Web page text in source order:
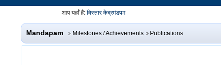
आप यहाँ हैं: विस्तार केंद्रमंडपम
Mandapam Milestones / Achievements Publications